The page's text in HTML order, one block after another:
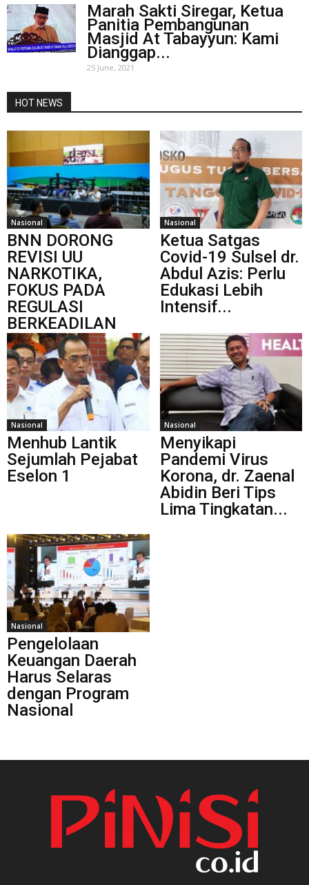
Marah Sakti Siregar, Ketua
Panitia Pembangunan
Masjid At Tabayyun: Kami
Dianggap...
25 June, 2021
HOT NEWS
Nasional
BNN DORONG
REVISI UU
NARKOTIKA,
FOKUS PADA
REGULASI
BERKEADILAN
Nasional
Ketua Satgas
Covid-19 Sulsel dr.
Abdul Azis: Perlu
Edukasi Lebih
Intensif...
Nasional
Menhub Lantik
Sejumlah Pejabat
Eselon 1
Nasional
Menyikapi
Pandemi Virus
Korona, dr. Zaenal
Abidin Beri Tips
Lima Tingkatan...
Nasional
Pengelolaan
Keuangan Daerah
Harus Selaras
dengan Program
Nasional